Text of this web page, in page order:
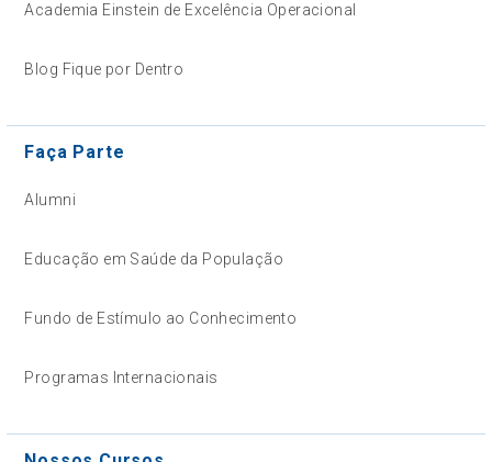
Academia Einstein de Excelência Operacional
Blog Fique por Dentro
Faça Parte
Alumni
Educação em Saúde da População
Fundo de Estímulo ao Conhecimento
Programas Internacionais